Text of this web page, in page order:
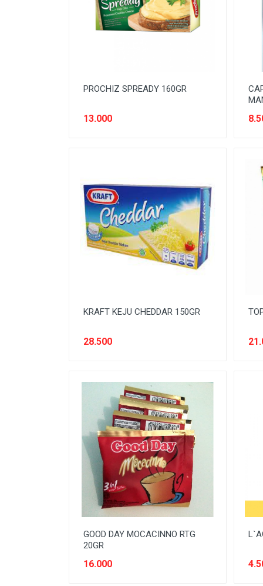
SNACK MODERN
SNACK TRADISIONAL
TEH
PROCHIZ SPREADY 160GR
13.000
KRAFT KEJU CHEDDAR 150GR
28.500
GOOD DAY MOCACINNO RTG
20GR
16.000